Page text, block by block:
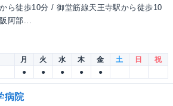
ら徒歩10分 / 御堂筋線天王寺駅から徒歩10
阿部...
月 火 水 木 金 土 日
祝
● ● ● ● ●
病院